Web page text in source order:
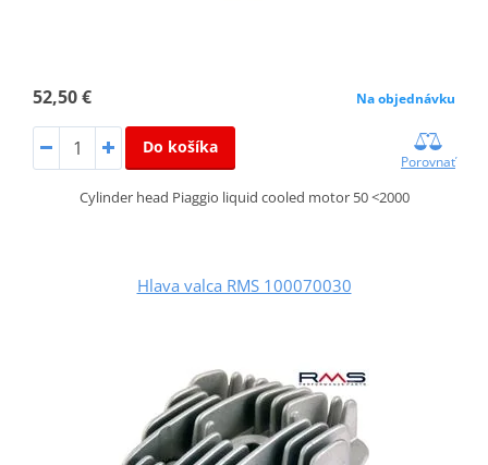
52,50 € Na objednávku
Do košíka
Porovnať
Cylinder head Piaggio liquid cooled motor 50 <2000
Hlava valca RMS 100070030